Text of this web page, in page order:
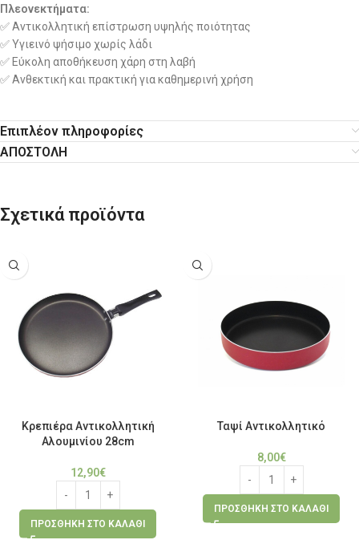
Πλεονεκτήματα:
✅ Αντικολλητική επίστρωση υψηλής ποιότητας
✅ Υγιεινό ψήσιμο χωρίς λάδι
✅ Εύκολη αποθήκευση χάρη στη λαβή
✅ Ανθεκτική και πρακτική για καθημερινή χρήση
Επιπλέον πληροφορίες
ΑΠΟΣΤΟΛΗ
Σχετικά προϊόντα
Κρεπιέρα Αντικολλητική
Aλουμινίου 28cm
12,90€
ΠΡΟΣΘΉΚΗ ΣΤΟ ΚΑΛΆΘΙ
Ταψί Αντικολλητικό
8,00€
ΠΡΟΣΘΉΚΗ ΣΤΟ ΚΑΛΆΘΙ